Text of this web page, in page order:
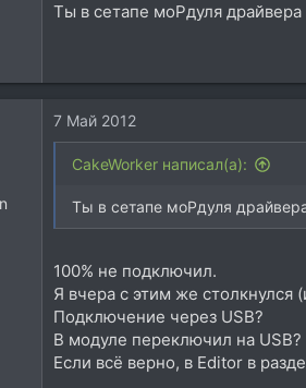
Ты в сетапе моРдуля
7 Май 2012
CakeWorker написал(а):
Ты в сетапе моРдуля
100% не подключил.
Я вчера с этим же столкнулся
Подключение через USB?
В модуле переключил на USB?
Если всё верно, в Editor в